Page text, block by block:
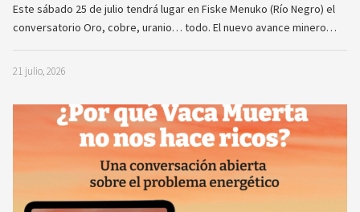
Este sábado 25 de julio tendrá lugar en Fiske Menuko (Río Negro) el
conversatorio Oro, cobre, uranio… todo. El nuevo avance minero…
21 julio, 2026